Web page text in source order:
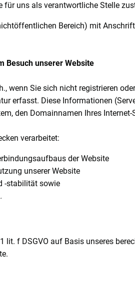
für uns als verantwortliche Stelle
Bereich) mit
Besuch unserer Website
wenn Sie sich nicht registrieren
erfasst. Diese Informationen
den Domainnamen Ihres
verarbeitet:
der Website
unserer Website
-stabilität sowie
lit. f DSGVO auf Basis unseres